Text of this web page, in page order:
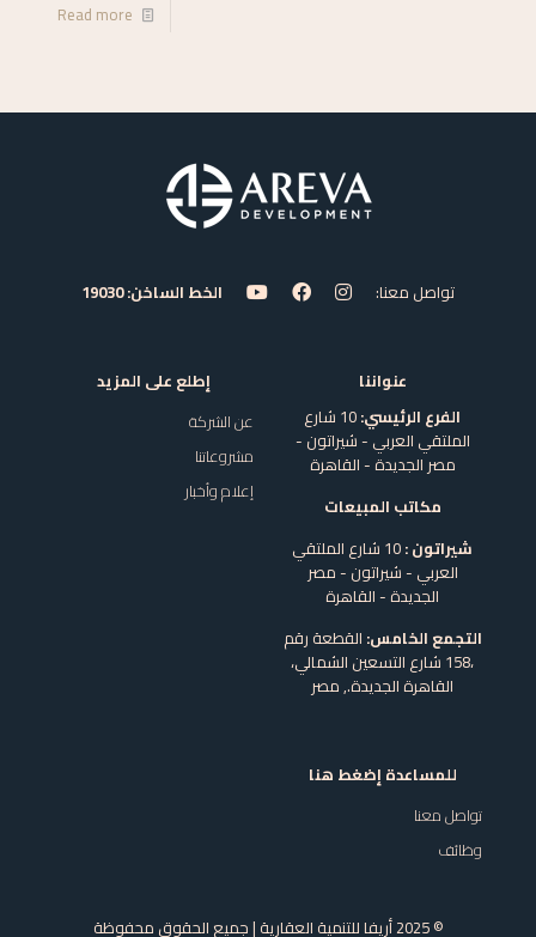
Read more
تواصل معنا: الخط الساخن: 19030
عنواننا
الفرع الرئيسي:
10 شارع
الملتقي العربي - شيراتون -
مصر الجديدة - القاهرة
مكاتب المبيعات
شيراتون :
10 شارع الملتقي
العربي - شيراتون - مصر
الجديدة - القاهرة
التجمع الخامس: القطعة رقم
،158 شارع التسعين الشمالي،
القاهرة الجديدة.,مصر
إطلع على المزيد
عن الشركة
مشروعاتنا
إعلام وأخبار
للمساعدة إضغط هنا
تواصل معنا
وظائف
© 2025 أريفا للتنمية العقارية | جميع الحقوق محفوظة